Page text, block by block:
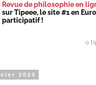
Revue de philosophie en
sur Tipeee, le site #1 en
participatif !
0
2020